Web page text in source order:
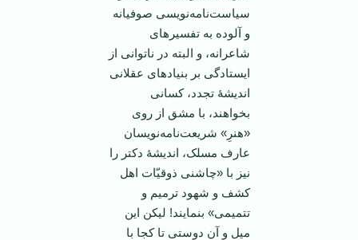
سیاست‌نامه‌نویسی صوفیانه
و آلوده به تفسیرهای
شاعرانه، و البته در ناتوانی از
ایستادگی بر بنیادهای عقلانی
اندیشۀ تجدد، کسانی
بخواهند، با مشق از روی
«هنرِ» شریعت‌نامه‌‌نویسان
عارف مسلک، اندیشۀ دکتر را
نیز با «چاشنی ذوقیّات اهل
کشف و شهود ترمیم و
تتمیمی» بنمایند! لیکن این
میل و آن دوستی تا کجا با